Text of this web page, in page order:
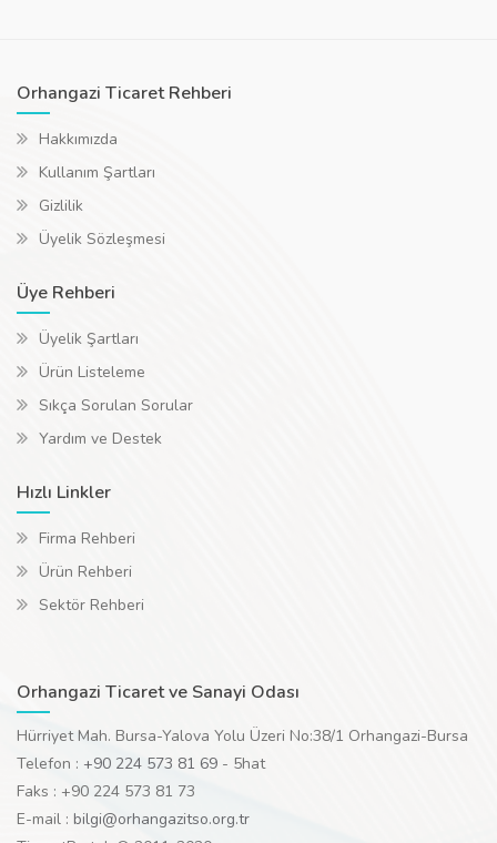
Orhangazi Ticaret Rehberi
Hakkımızda
Kullanım Şartları
Gizlilik
Üyelik Sözleşmesi
Üye Rehberi
Üyelik Şartları
Ürün Listeleme
Sıkça Sorulan Sorular
Yardım ve Destek
Hızlı Linkler
Firma Rehberi
Ürün Rehberi
Sektör Rehberi
Orhangazi Ticaret ve Sanayi Odası
Hürriyet Mah. Bursa-Yalova Yolu Üzeri No:38/1 Orhangazi-Bursa
Telefon : +90 224 573 81 69 - 5hat
Faks : +90 224 573 81 73
E-mail : bilgi@orhangazitso.org.tr